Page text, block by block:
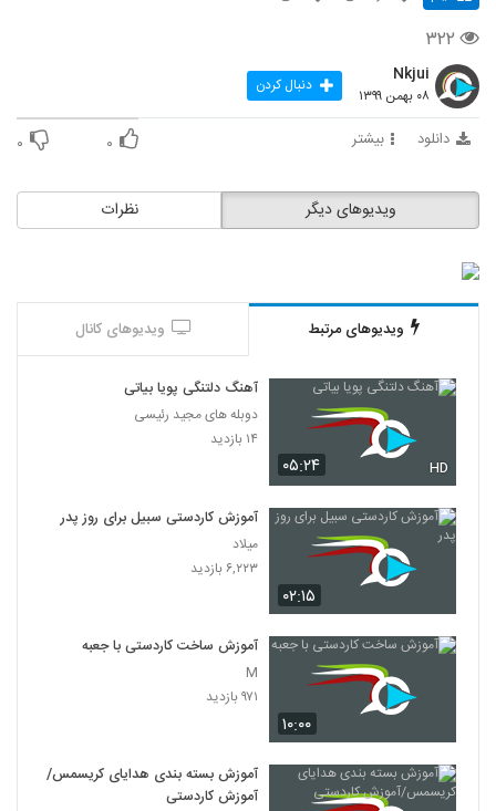
۳۲۲
Nkjui
۰۸ بهمن ۱۳۹۹ دنبال کردن
دانلود بیشتر ۰ ۰
نظرات ویدیوهای دیگر
ویدیوهای مرتبط ویدیوهای کانال
۰۵:۲۴ HD
آهنگ دلتنگی پویا بیاتی
دوبله های مجید رئیسی
۱۴ بازدید
۰۲:۱۵
آموزش کاردستی سبیل برای روز پدر
میلاد
۶,۲۲۳ بازدید
۱۰:۰۰
آموزش ساخت کاردستی با جعبه
M
۹۷۱ بازدید
آموزش بسته بندی هدایای کریسمس/
آموزش کاردستی